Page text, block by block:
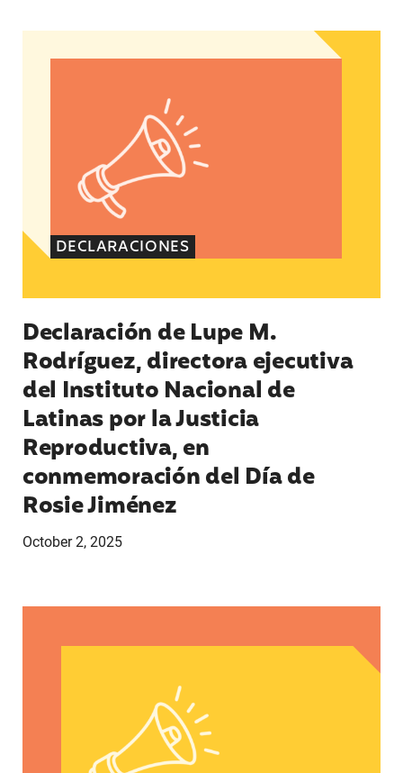
Declaración de Lupe M. Rodríguez, directora
DECLARACIONES
Declaración de Lupe M.
Rodríguez, directora ejecutiva
del Instituto Nacional de
Latinas por la Justicia
Reproductiva, en
conmemoración del Día de
Rosie Jiménez
October 2, 2025